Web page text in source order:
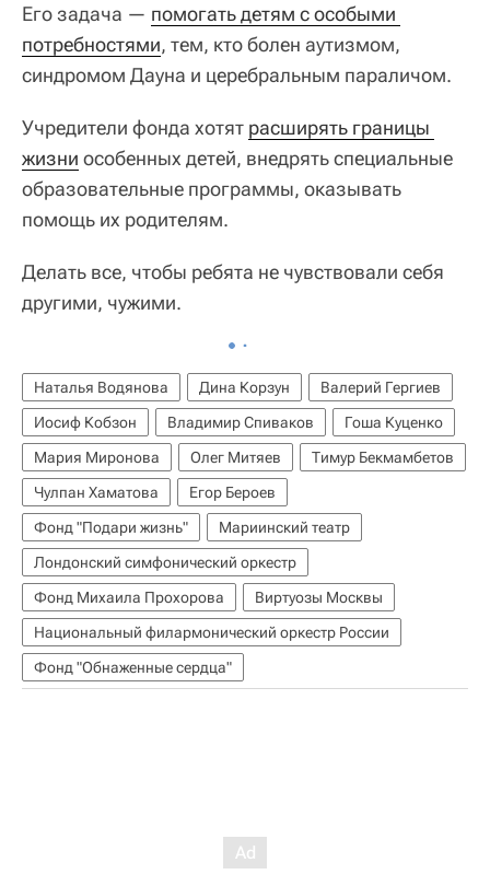
Его задача — помогать детям с особыми
потребностями, тем, кто болен аутизмом,
синдромом Дауна и церебральным параличом.
Учредители фонда хотят расширять границы
жизни особенных детей, внедрять специальные
образовательные программы, оказывать
помощь их родителям.
Делать все, чтобы ребята не чувствовали себя
другими, чужими.
Наталья Водянова Дина Корзун
Валерий Гергиев
Иосиф Кобзон
Владимир Спиваков
Гоша Куценко
Мария Миронова
Олег Митяев
Тимур Бекмамбетов
Чулпан Хаматова
Егор Бероев
Фонд "Подари жизнь"
Мариинский театр
Лондонский симфонический оркестр
Фонд Михаила Прохорова
Виртуозы Москвы
Национальный филармонический оркестр России
Фонд "Обнаженные сердца"